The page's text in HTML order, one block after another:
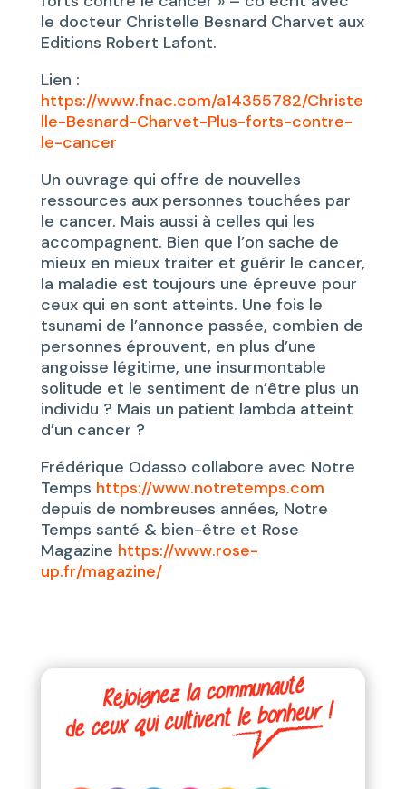
le docteur Christelle Besnard Charvet aux
Editions Robert Lafont.
Lien :
https://www.fnac.com/a14355782/Christe
lle-Besnard-Charvet-Plus-forts-contre-
le-cancer
Un ouvrage qui offre de nouvelles
ressources aux personnes touchées par
le cancer. Mais aussi à celles qui les
accompagnent. Bien que l’on sache de
mieux en mieux traiter et guérir le cancer,
la maladie est toujours une épreuve pour
ceux qui en sont atteints. Une fois le
tsunami de l’annonce passée, combien de
personnes éprouvent, en plus d’une
angoisse légitime, une insurmontable
solitude et le sentiment de n’être plus un
individu ? Mais un patient lambda atteint
d’un cancer ?
Frédérique Odasso collabore avec Notre
Temps https://www.notretemps.com
depuis de nombreuses années, Notre
Temps santé & bien-être et Rose
Magazine https://www.rose-
up.fr/magazine/